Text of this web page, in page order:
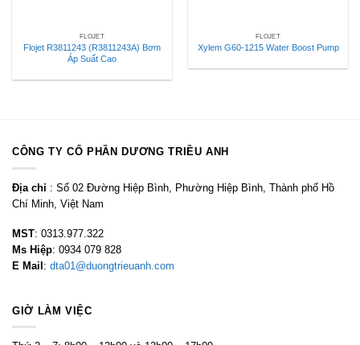
FLOJET
Flojet R3811243 (R3811243A) Bơm
Áp Suất Cao
FLOJET
Xylem G60-1215 Water Boost Pump
CÔNG TY CỔ PHẦN DƯƠNG TRIỀU ANH
Địa chỉ : Số 02 Đường Hiệp Bình, Phường Hiệp Bình, Thành phố Hồ
Chí Minh, Việt Nam
MST: 0313.977.322
Ms Hiệp: 0934 079 828
E Mail: dta01@duongtrieuanh.com
GIỜ LÀM VIỆC